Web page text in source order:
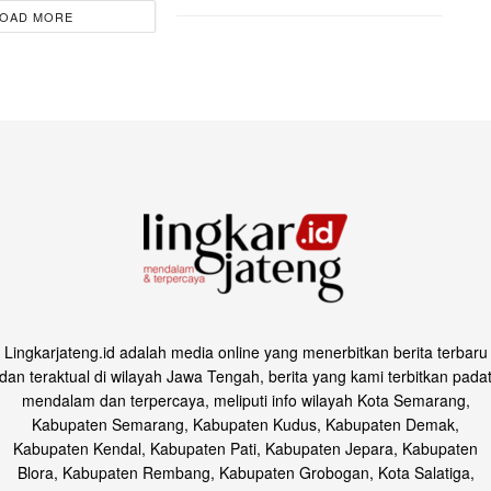
MORE
Lingkarjateng.id adalah media online yang menerbitkan berita terbaru
dan teraktual di wilayah Jawa Tengah, berita yang kami terbitkan padat
mendalam dan terpercaya, meliputi info wilayah Kota Semarang,
Kabupaten Semarang, Kabupaten Kudus, Kabupaten Demak,
Kabupaten Kendal, Kabupaten Pati, Kabupaten Jepara, Kabupaten
Blora, Kabupaten Rembang, Kabupaten Grobogan, Kota Salatiga,